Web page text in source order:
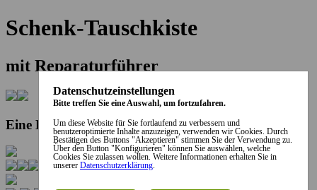
Schenk-Tauschkiste
mit Reparaturführer
Eine Kooperation der Stadt und des Landkreises...
Datenschutzeinstellungen
Bitte treffen Sie eine Auswahl, um fortzufahren.
Um diese Website für Sie fortlaufend zu verbessern und
benutzeroptimierte Inhalte anzuzeigen, verwenden wir Cookies. Durch
Bestätigen des Buttons "Akzeptieren" stimmen Sie der Verwendung zu.
Über den Button "Konfigurieren" können Sie auswählen, welche
Cookies Sie zulassen wollen. Weitere Informationen erhalten Sie in
unserer Datenschutzerklärung.